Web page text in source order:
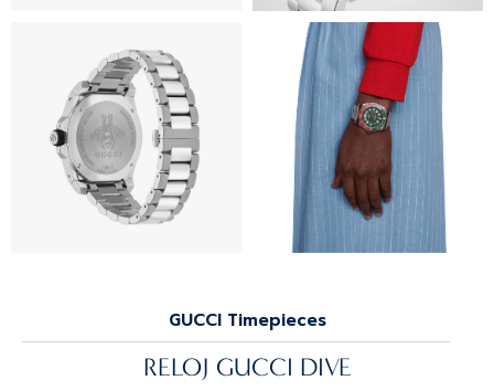
GUCCI Timepieces
RELOJ GUCCI DIVE